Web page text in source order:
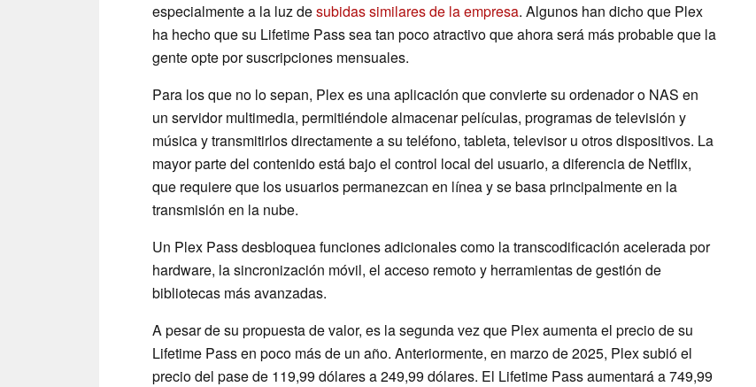
especialmente a la luz desubidas similares de la empresa. Algunos han dicho que Plex
ha hecho que su Lifetime Pass sea tan poco atractivo que ahora será más probable que la
gente opte por suscripciones mensuales.
Para los que no lo sepan, Plex es una aplicación que convierte su ordenador o NAS en
un servidor multimedia, permitiéndole almacenar películas, programas de televisión y
música y transmitirlos directamente a su teléfono, tableta, televisor u otros dispositivos. La
mayor parte del contenido está bajo el control local del usuario, a diferencia de Netflix,
que requiere que los usuarios permanezcan en línea y se basa principalmente en la
transmisión en la nube.
Un Plex Pass desbloquea funciones adicionales como la transcodificación acelerada por
hardware, la sincronización móvil, el acceso remoto y herramientas de gestión de
bibliotecas más avanzadas.
A pesar de su propuesta de valor, es la segunda vez que Plex aumenta el precio de su
Lifetime Pass en poco más de un año. Anteriormente, en marzo de 2025, Plex subió el
precio del pase de 119,99 dólares a 249,99 dólares. El Lifetime Pass aumentará a 749,99